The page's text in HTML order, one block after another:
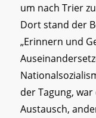
um nach Trier
Dort stand der
„Erinnern und
der Tagung,
Austausch,